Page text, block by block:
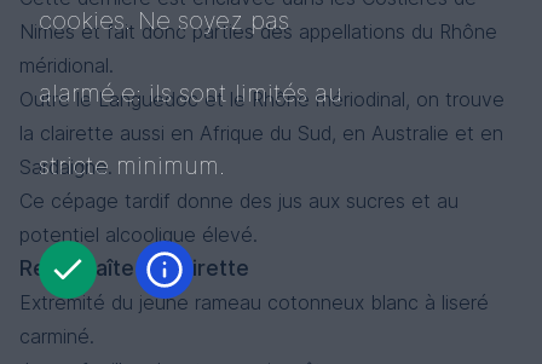
Nimes et fait donc parties des appellations du Rhône
méridional.
Outre le Languedoc et le Rhône mériodinal, on trouve
la clairette aussi en Afrique du Sud, en Australie et en
Sardaigne.
Ce cépage tardif donne des jus aux sucres et au
potentiel alcoolique élevé.
Reconnaîte la clairette
Extrémité du jeune rameau cotonneux blanc à liseré
carminé.
cookies. Ne soyez pas
alarmé.e: ils sont limités au
stricte minimum.